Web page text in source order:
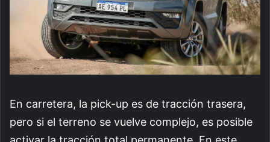
En carretera, la pick-up es de tracción trasera,
pero si el terreno se vuelve complejo, es posible